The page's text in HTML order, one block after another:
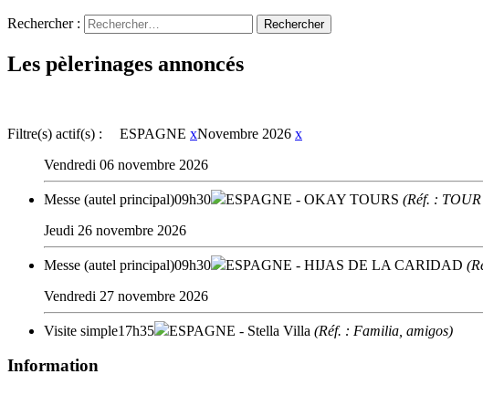
Rechercher :
Les pèlerinages annoncés
Filtre(s) actif(s) : ESPAGNE xNovembre 2026 x
Vendredi 06 novembre 2026
Messe (autel principal)09h30 ESPAGNE - OKAY TOURS (Réf. :
Jeudi 26 novembre 2026
Messe (autel principal)09h30 ESPAGNE - HIJAS DE LA CARIDAD
Vendredi 27 novembre 2026
Visite simple17h35 ESPAGNE - Stella Villa (Réf. : Familia, amigos)
Information